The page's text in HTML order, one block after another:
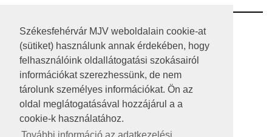
Székesfehérvár MJV weboldalain cookie-at
(sütiket) használunk annak érdekében, hogy
felhasználóink oldallátogatási szokásairól
információkat szerezhessünk, de nem
tárolunk személyes információkat. Ön az
oldal meglátogatásával hozzájárul a a
cookie-k használatához.
RSS
A HONLAP 2017.03.31-I ÁLLAPOTA
JOGI NYILATKOZAT
IMPRESSZUM